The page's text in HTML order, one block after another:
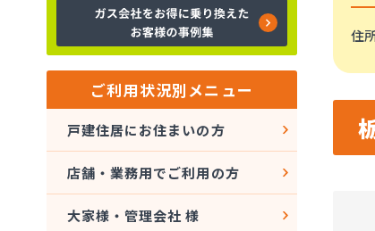
住
ご利用状況別メニュー
戸建住居にお住まいの方
店舗・業務用でご利用の方
大家様・管理会社 様